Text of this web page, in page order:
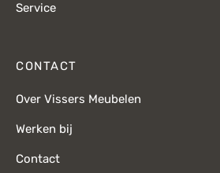
Service
CONTACT
Over Vissers Meubelen
Werken bij
Contact